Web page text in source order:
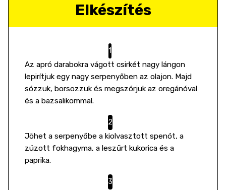
Elkészítés
Az apró darabokra vágott csirkét nagy lángon
lepirítjuk egy nagy serpenyőben az olajon. Majd
sózzuk, borsozzuk és megszórjuk az oregánóval
és a bazsalikommal.
Jöhet a serpenyőbe a kiolvasztott spenót, a
zúzott fokhagyma, a leszűrt kukorica és a
paprika.